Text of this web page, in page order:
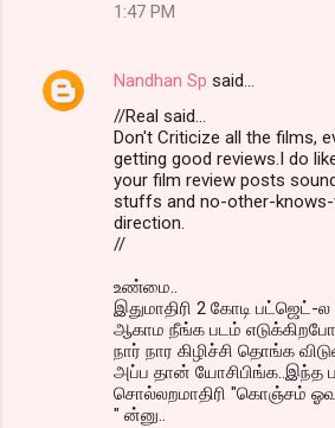
1:47 PM
Nandhan Sp said…
//Real said...
Don't Criticize all the films,
getting good reviews.I do
your film review posts
stuffs and no-other-
direction.
//
உண்மை..
இதுமாதிரி 2 கோடி பட்ஜெட்-
ஆகாம நீங்க படம்
நார் நார கிழிச்சி தொங்க
அப்ப தான் யோசிபிங்க..இந்த
சொல்லறமாதிரி "கொஞ்சம்
" ன்னு..